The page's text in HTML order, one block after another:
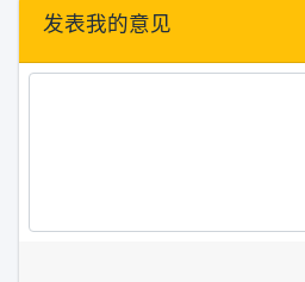
发表我的意见